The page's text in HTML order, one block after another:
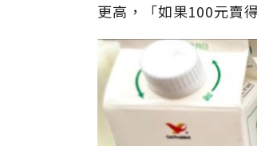
更高，「如果100元賣